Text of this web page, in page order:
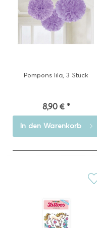
Pompons lila, 3 Stück
8,90 € *
In den Warenkorb